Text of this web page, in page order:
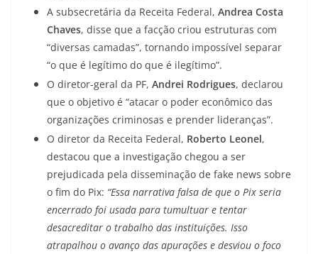
A subsecretária da Receita Federal, Andrea Costa
Chaves, disse que a facção criou estruturas com
“diversas camadas”, tornando impossível separar
“o que é legítimo do que é ilegítimo”.
O diretor-geral da PF, Andrei Rodrigues, declarou
que o objetivo é “atacar o poder econômico das
organizações criminosas e prender lideranças”.
O diretor da Receita Federal, Roberto Leonel,
destacou que a investigação chegou a ser
prejudicada pela disseminação de fake news sobre
o fim do Pix: “Essa narrativa falsa de que o Pix seria
encerrado foi usada para tumultuar e tentar
desacreditar o trabalho das instituições. Isso
atrapalhou o avanço das apurações e desviou o foco